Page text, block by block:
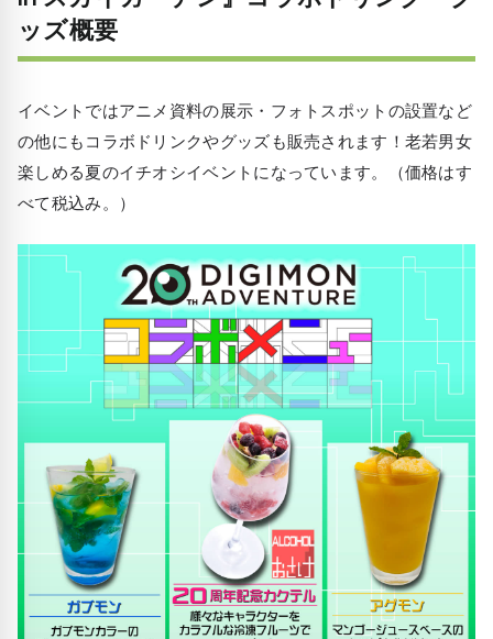
ッズ概要
イベントではアニメ資料の展示・フォトスポットの設置など
の他にもコラボドリンクやグッズも販売されます！老若男女
楽しめる夏のイチオシイベントになっています。（価格はす
べて税込み。）